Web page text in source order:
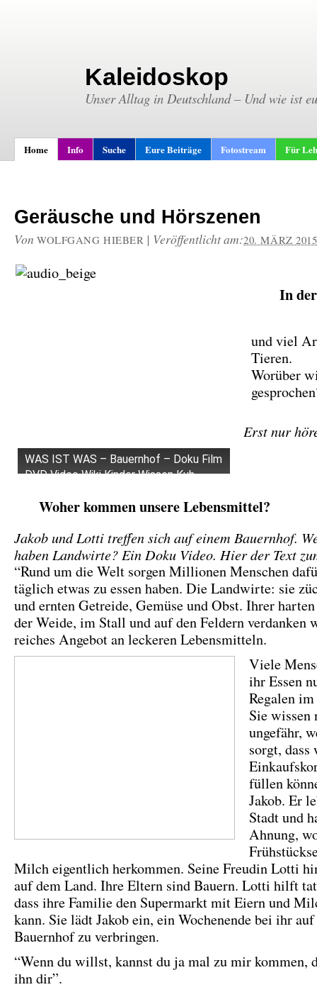
Kaleidoskop
Unser Alltag in Deutschland – Und wie ist
Home Info Suche Eure Beiträge Fotostream Für
Geräusche und Hörszenen
Von WOLFGANG HIEBER | Veröffentlicht am:20. MÄRZ 2015
In
und viel
Tieren.
Worüber
Erst nur
WAS IST WAS – Bauernhof – Doku Film
DVD Video Wiki Kinder Wissen Kuh
Woher kommen unsere Lebensmittel?
Jakob und Lotti treffen sich auf einem Bauernhof.
haben Landwirte? Ein Doku Video. Hier der Text
“Rund um die Welt sorgen Millionen Menschen
täglich etwas zu essen haben. Die Landwirte: sie
und ernten Getreide, Gemüse und Obst. Ihrer
der Weide, im Stall und auf den Feldern verdanken
reiches Angebot an leckeren Lebensmitteln.
Viele
ihr Essen
Regalen
Sie wissen
ungefähr,
sorgt, dass
füllen
Jakob. Er
Stadt und
Ahnung,
Milch eigentlich herkommen. Seine Freudin Lotti
auf dem Land. Ihre Eltern sind Bauern. Lotti hilft
dass ihre Familie den Supermarkt mit Eiern und
kann. Sie lädt Jakob ein, ein Wochenende bei ihr
Bauernhof zu verbringen.
“Wenn du willst, kannst du ja mal zu mir kommen,
ihn dir”.